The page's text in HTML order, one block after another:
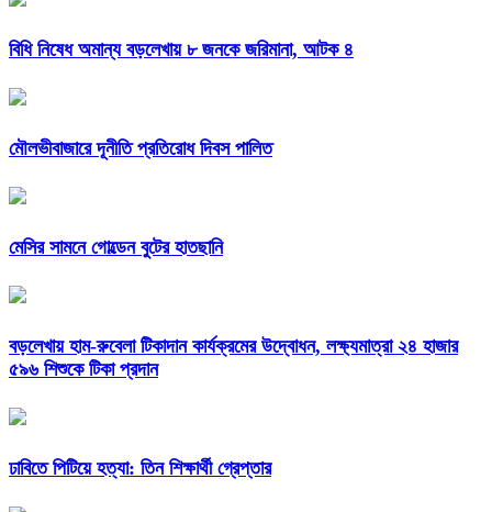
বিধি নিষেধ অমান্য বড়লেখায় ৮ জনকে জরিমানা, আটক ৪
মৌলভীবাজারে দূনীতি প্রতিরোধ দিবস পালিত
মেসির সামনে গোল্ডেন বুটের হাতছানি
বড়লেখায় হাম-রুবেলা টিকাদান কার্যক্রমের উদ্বোধন, লক্ষ্যমাত্রা ২৪ হাজার
৫৯৬ শিশুকে টিকা প্রদান
ঢাবিতে পিটিয়ে হত্যা: তিন শিক্ষার্থী গ্রেপ্তার